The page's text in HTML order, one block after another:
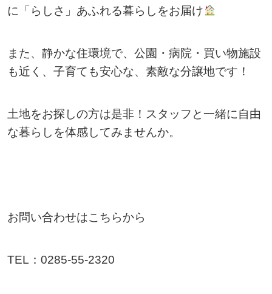
に「らしさ」あふれる暮らしをお届け
また、静かな住環境で、公園・病院・買い物施設
も近く、子育ても安心な、素敵な分譲地です！
土地をお探しの方は是非！スタッフと一緒に自由
な暮らしを体感してみませんか。
お問い合わせはこちらから
TEL：0285-55-2320